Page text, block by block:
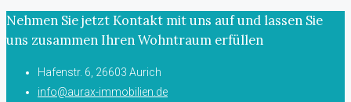
Nehmen Sie jetzt Kontakt mit uns auf und lassen Sie
uns zusammen Ihren Wohntraum erfüllen
Hafenstr. 6, 26603 Aurich
info@aurax-immobilien.de